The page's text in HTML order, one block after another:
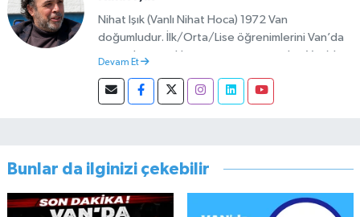
Nihat Işık (Vanlı Nihat Hoca) 1972 Van
doğumludur. İlk/Orta/Lise öğrenimlerini Van’da
tamamlamıştır. Hacettepe mezunu olup Van’da
Asteğmen olarak yaptığı vatani görevi dönüşü
Van Sosyal Hizmetler İl Müdürlüğünde Sosyal
sosyal medyayı tercih etmiştir.
Devam Et
Bunlar da ilginizi çekebilir